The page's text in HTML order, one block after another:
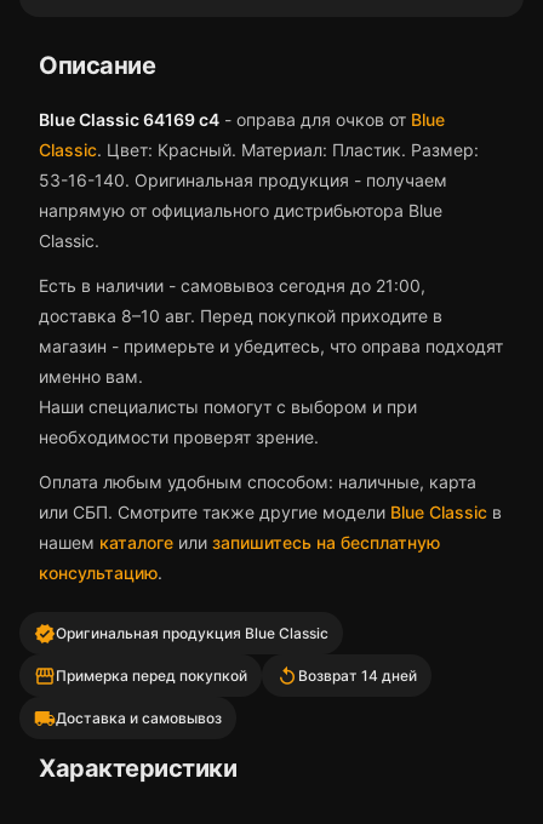
Описание
Blue Classic 64169 c4 - оправа для очков от Blue
Classic. Цвет: Красный. Материал: Пластик. Размер:
53-16-140. Оригинальная продукция - получаем
напрямую от официального дистрибьютора Blue
Classic.
Есть в наличии - самовывоз сегодня до 21:00,
доставка 8–10 авг. Перед покупкой приходите в
магазин - примерьте и убедитесь, что оправа подходят
именно вам.
Наши специалисты помогут с выбором и при
необходимости проверят зрение.
Оплата любым удобным способом: наличные, карта
или СБП. Смотрите также другие модели Blue Classic в
нашем каталоге или запишитесь на бесплатную
консультацию.
verifiedОригинальная продукция Blue Classic
storefrontПримерка перед покупкой replay Возврат 14 дней
local_shippingДоставка и самовывоз
Характеристики